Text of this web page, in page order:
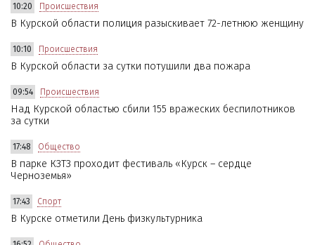
10:20 Происшествия
В Курской области полиция разыскивает 72-летнюю женщину
10:10 Происшествия
В Курской области за сутки потушили два пожара
09:54 Происшествия
Над Курской областью сбили 155 вражеских беспилотников
за сутки
17:48 Общество
В парке КЗТЗ проходит фестиваль «Курск – сердце
Черноземья»
17:43 Спорт
В Курске отметили День физкультурника